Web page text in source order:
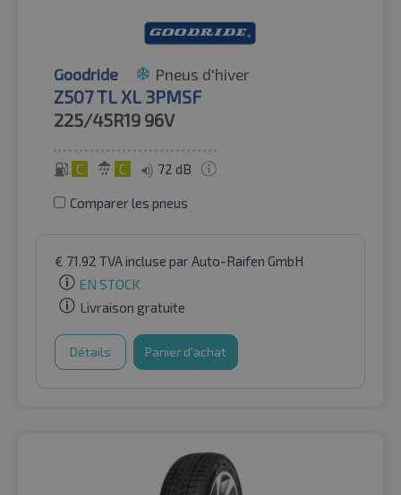
Goodride Pneus d'hiver
Z507 TL XL 3PMSF
225/45R19 96V
C C 72 dB
Comparer les pneus
€ 71.92 TVA incluse par Auto-Raifen GmbH
EN STOCK
Livraison gratuite
Détails Panier d'achat